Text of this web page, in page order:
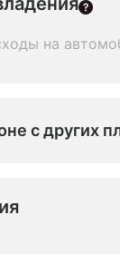
на
с других